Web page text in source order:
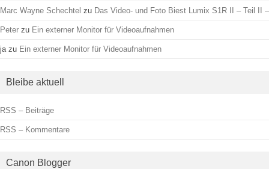
Marc Wayne Schechtel zu Das Video- und Foto Biest Lumix S1R II – Teil II –
Peter zu Ein externer Monitor für Videoaufnahmen
ja zu Ein externer Monitor für Videoaufnahmen
Bleibe aktuell
RSS – Beiträge
RSS – Kommentare
Canon Blogger